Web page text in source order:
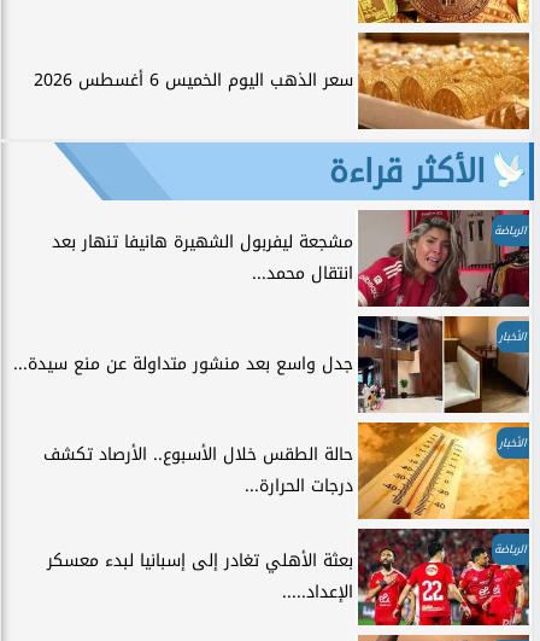
سعر الذهب اليوم الخميس 6 أغسطس 2026
الأكثر قراءة
الرياضة
مشجعة ليفربول الشهيرة هانيفا تنهار بعد
انتقال محمد...
الأخبار
جدل واسع بعد منشور متداولة عن منع سيدة...
الأخبار
حالة الطقس خلال الأسبوع.. الأرصاد تكشف
درجات الحرارة...
الرياضة
بعثة الأهلي تغادر إلى إسبانيا لبدء معسكر
الإعداد.....